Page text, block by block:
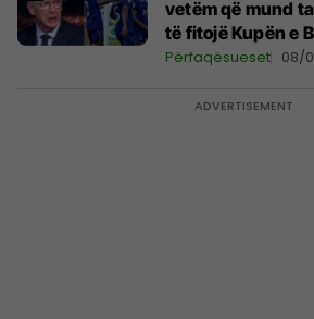
vetëm që mund
të fitojë Kupën e
Përfaqësueset 08/